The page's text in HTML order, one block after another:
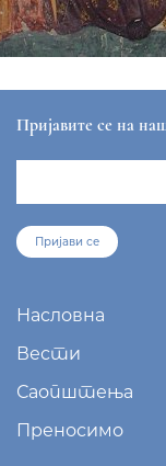
Пријавите се на
Пријави се
Насловна
Вести
Саопштења
Преносимо